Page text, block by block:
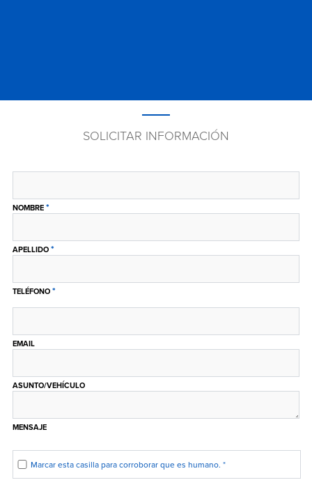
SOLICITAR INFORMACIÓN
NOMBRE *
APELLIDO *
TELÉFONO *
EMAIL
ASUNTO/VEHÍCULO
MENSAJE
Marcar esta casilla para corroborar que es humano. *